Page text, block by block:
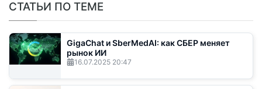
СТАТЬИ ПО ТЕМЕ
GigaChat и SberMedAI: как СБЕР меняет
рынок ИИ
16.07.2025 20:47